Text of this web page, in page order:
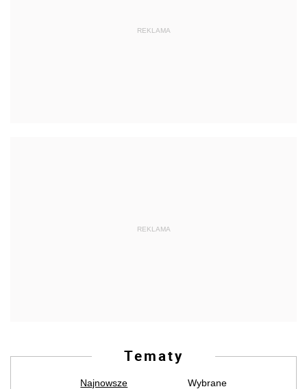
REKLAMA
REKLAMA
Tematy
Najnowsze Wybrane